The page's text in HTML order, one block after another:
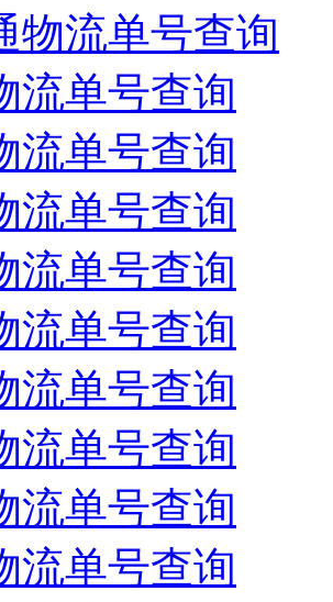
物流单号查询
流单号查询
流单号查询
流单号查询
流单号查询
流单号查询
流单号查询
流单号查询
流单号查询
流单号查询